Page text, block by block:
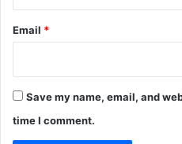
Email *
Save my name, email, and
time I comment.